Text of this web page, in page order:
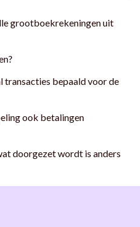
grootboekrekeningen uit
transacties bepaald voor de
ook betalingen
doorgezet wordt is anders